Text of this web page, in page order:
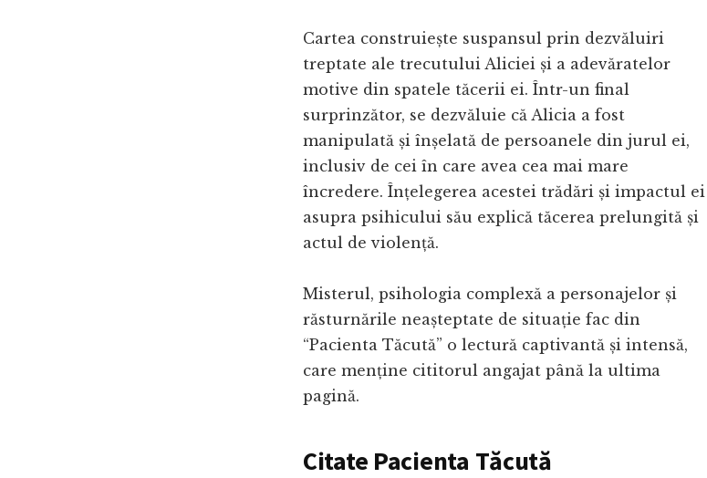
Cartea construiește suspansul prin dezvăluiri
treptate ale trecutului Aliciei și a adevăratelor
motive din spatele tăcerii ei. Într-un final
surprinzător, se dezvăluie că Alicia a fost
manipulată și înșelată de persoanele din jurul ei,
inclusiv de cei în care avea cea mai mare
încredere. Înțelegerea acestei trădări și impactul ei
asupra psihicului său explică tăcerea prelungită și
actul de violență.
Misterul, psihologia complexă a personajelor și
răsturnările neașteptate de situație fac din
“Pacienta Tăcută” o lectură captivantă și intensă,
care menține cititorul angajat până la ultima
pagină.
Citate Pacienta Tăcută